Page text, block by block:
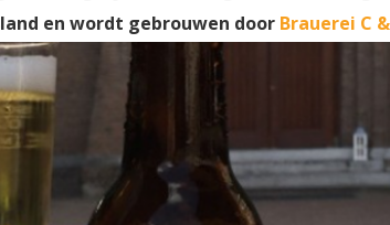
en wordt gebrouwen door Brauerei C